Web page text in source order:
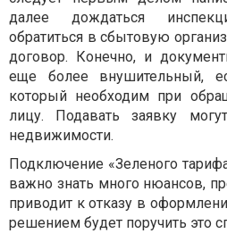
далее дождаться
обратиться в сбытовую
договор. Конечно, и
еще более внушительный,
который необходим при
лицу. Подавать заявку
недвижимости.
Подключение «Зеленого
важно знать много нюансов,
приводит к отказу в
решением будет поручить это